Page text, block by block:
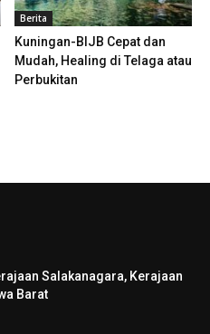
Berita
Kuningan-BIJB Cepat dan
Mudah, Healing di Telaga atau
Perbukitan
Salakanagara, Kerajaan
Barat